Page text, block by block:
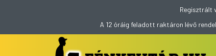
Regisztrált
A 12 óráig feladott raktáron lévő